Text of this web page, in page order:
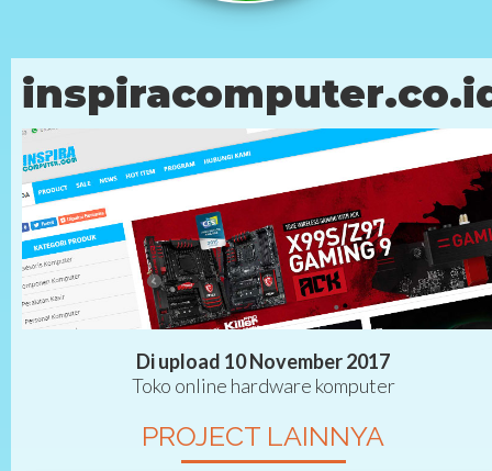
Di upload 10 November 2017
Toko online hardware komputer
PROJECT LAINNYA